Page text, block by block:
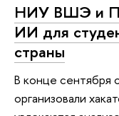
НИУ ВШЭ и
ИИ для
страны
В конце
организовали